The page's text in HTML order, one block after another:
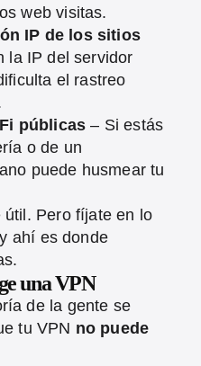
web visitas.
IP de los sitios
la IP del servidor
el rastreo
públicas – Si estás
o de un
puede husmear tu
útil. Pero fíjate en lo
ahí es donde
una VPN
de la gente se
tu VPN no puede